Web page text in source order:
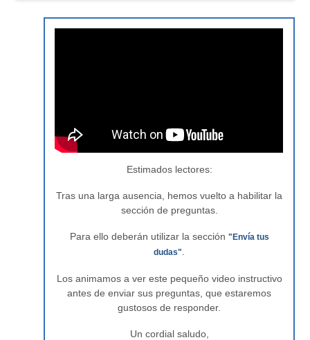
Estimados lectores:
Tras una larga ausencia, hemos vuelto a habilitar la
sección de preguntas.
Para ello deberán utilizar la sección "Envía tus
dudas"
Los animamos a ver este pequeño video instructivo
antes de enviar sus preguntas, que estaremos
gustosos de responder.
Un cordial saludo,